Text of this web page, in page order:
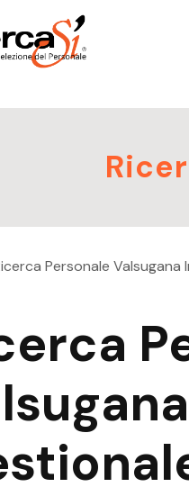
Personale Valsugana